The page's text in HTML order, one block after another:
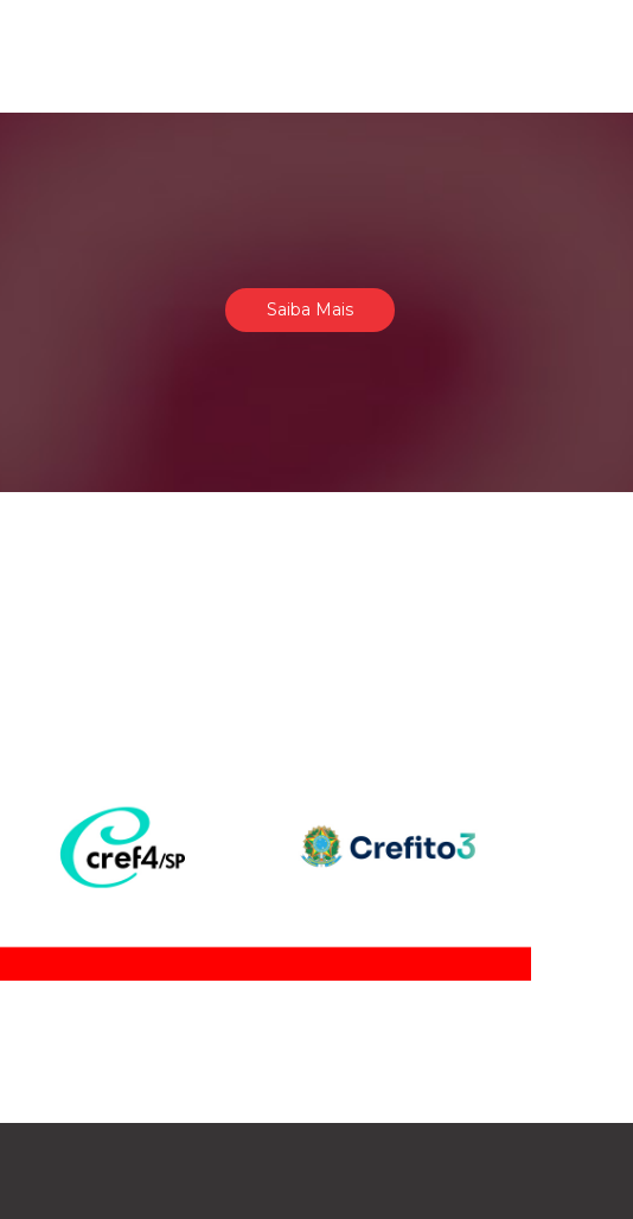
Saiba Mais